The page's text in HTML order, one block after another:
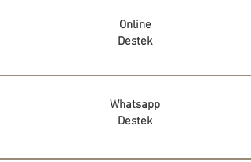
Online
Destek
Whatsapp
Destek